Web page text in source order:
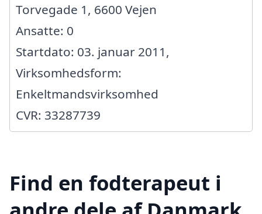
Torvegade 1, 6600 Vejen
Ansatte: 0
Startdato: 03. januar 2011,
Virksomhedsform:
Enkeltmandsvirksomhed
CVR: 33287739
Find en fodterapeut i